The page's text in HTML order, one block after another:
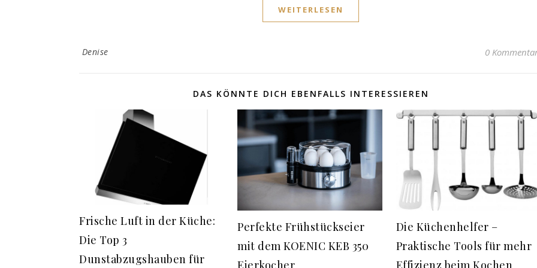
WEITERLESEN
Denise 0
DAS KÖNNTE DICH EBENFALLS INTERESSIEREN
Frische Luft in der Küche:
Die Top 3
Dunstabzugshauben für
Perfekte Frühstückseier
mit dem KOENIC KEB 350
Eierkocher
Die Küchenhelfer –
Praktische Tools für mehr
Effizienz beim Kochen